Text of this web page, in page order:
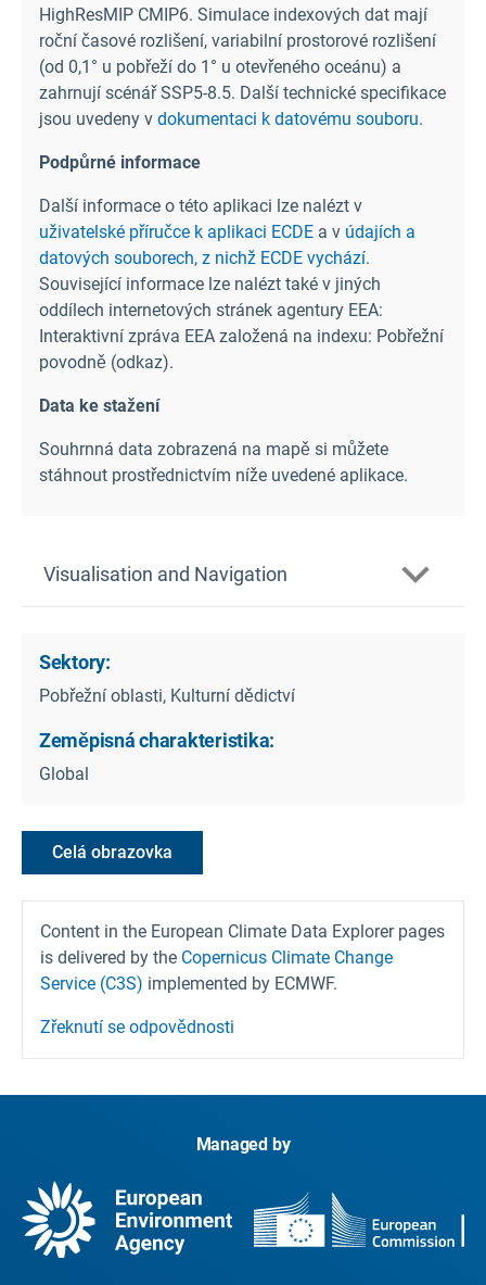
HighResMIP CMIP6. Simulace indexových dat mají
roční časové rozlišení, variabilní prostorové rozlišení
(od 0,1° u pobřeží do 1° u otevřeného oceánu) a
zahrnují scénář SSP5-8.5. Další technické specifikace
jsou uvedeny v dokumentaci k datovému souboru.
Podpůrné informace
Další informace o této aplikaci lze nalézt v
uživatelské příručce k aplikaci ECDE a v údajích a
datových souborech, z nichž ECDE vychází.
Související informace lze nalézt také v jiných
oddílech internetových stránek agentury EEA:
Interaktivní zpráva EEA založená na indexu: Pobřežní
povodně (odkaz).
Data ke stažení
Souhrnná data zobrazená na mapě si můžete
stáhnout prostřednictvím níže uvedené aplikace.
Visualisation and Navigation
Sektory:
Pobřežní oblasti, Kulturní dědictví
Zeměpisná charakteristika:
Global
Celá obrazovka
Content in the European Climate Data Explorer pages
is delivered by the Copernicus Climate Change
Service (C3S) implemented by ECMWF.
Zřeknutí se odpovědnosti
Managed by